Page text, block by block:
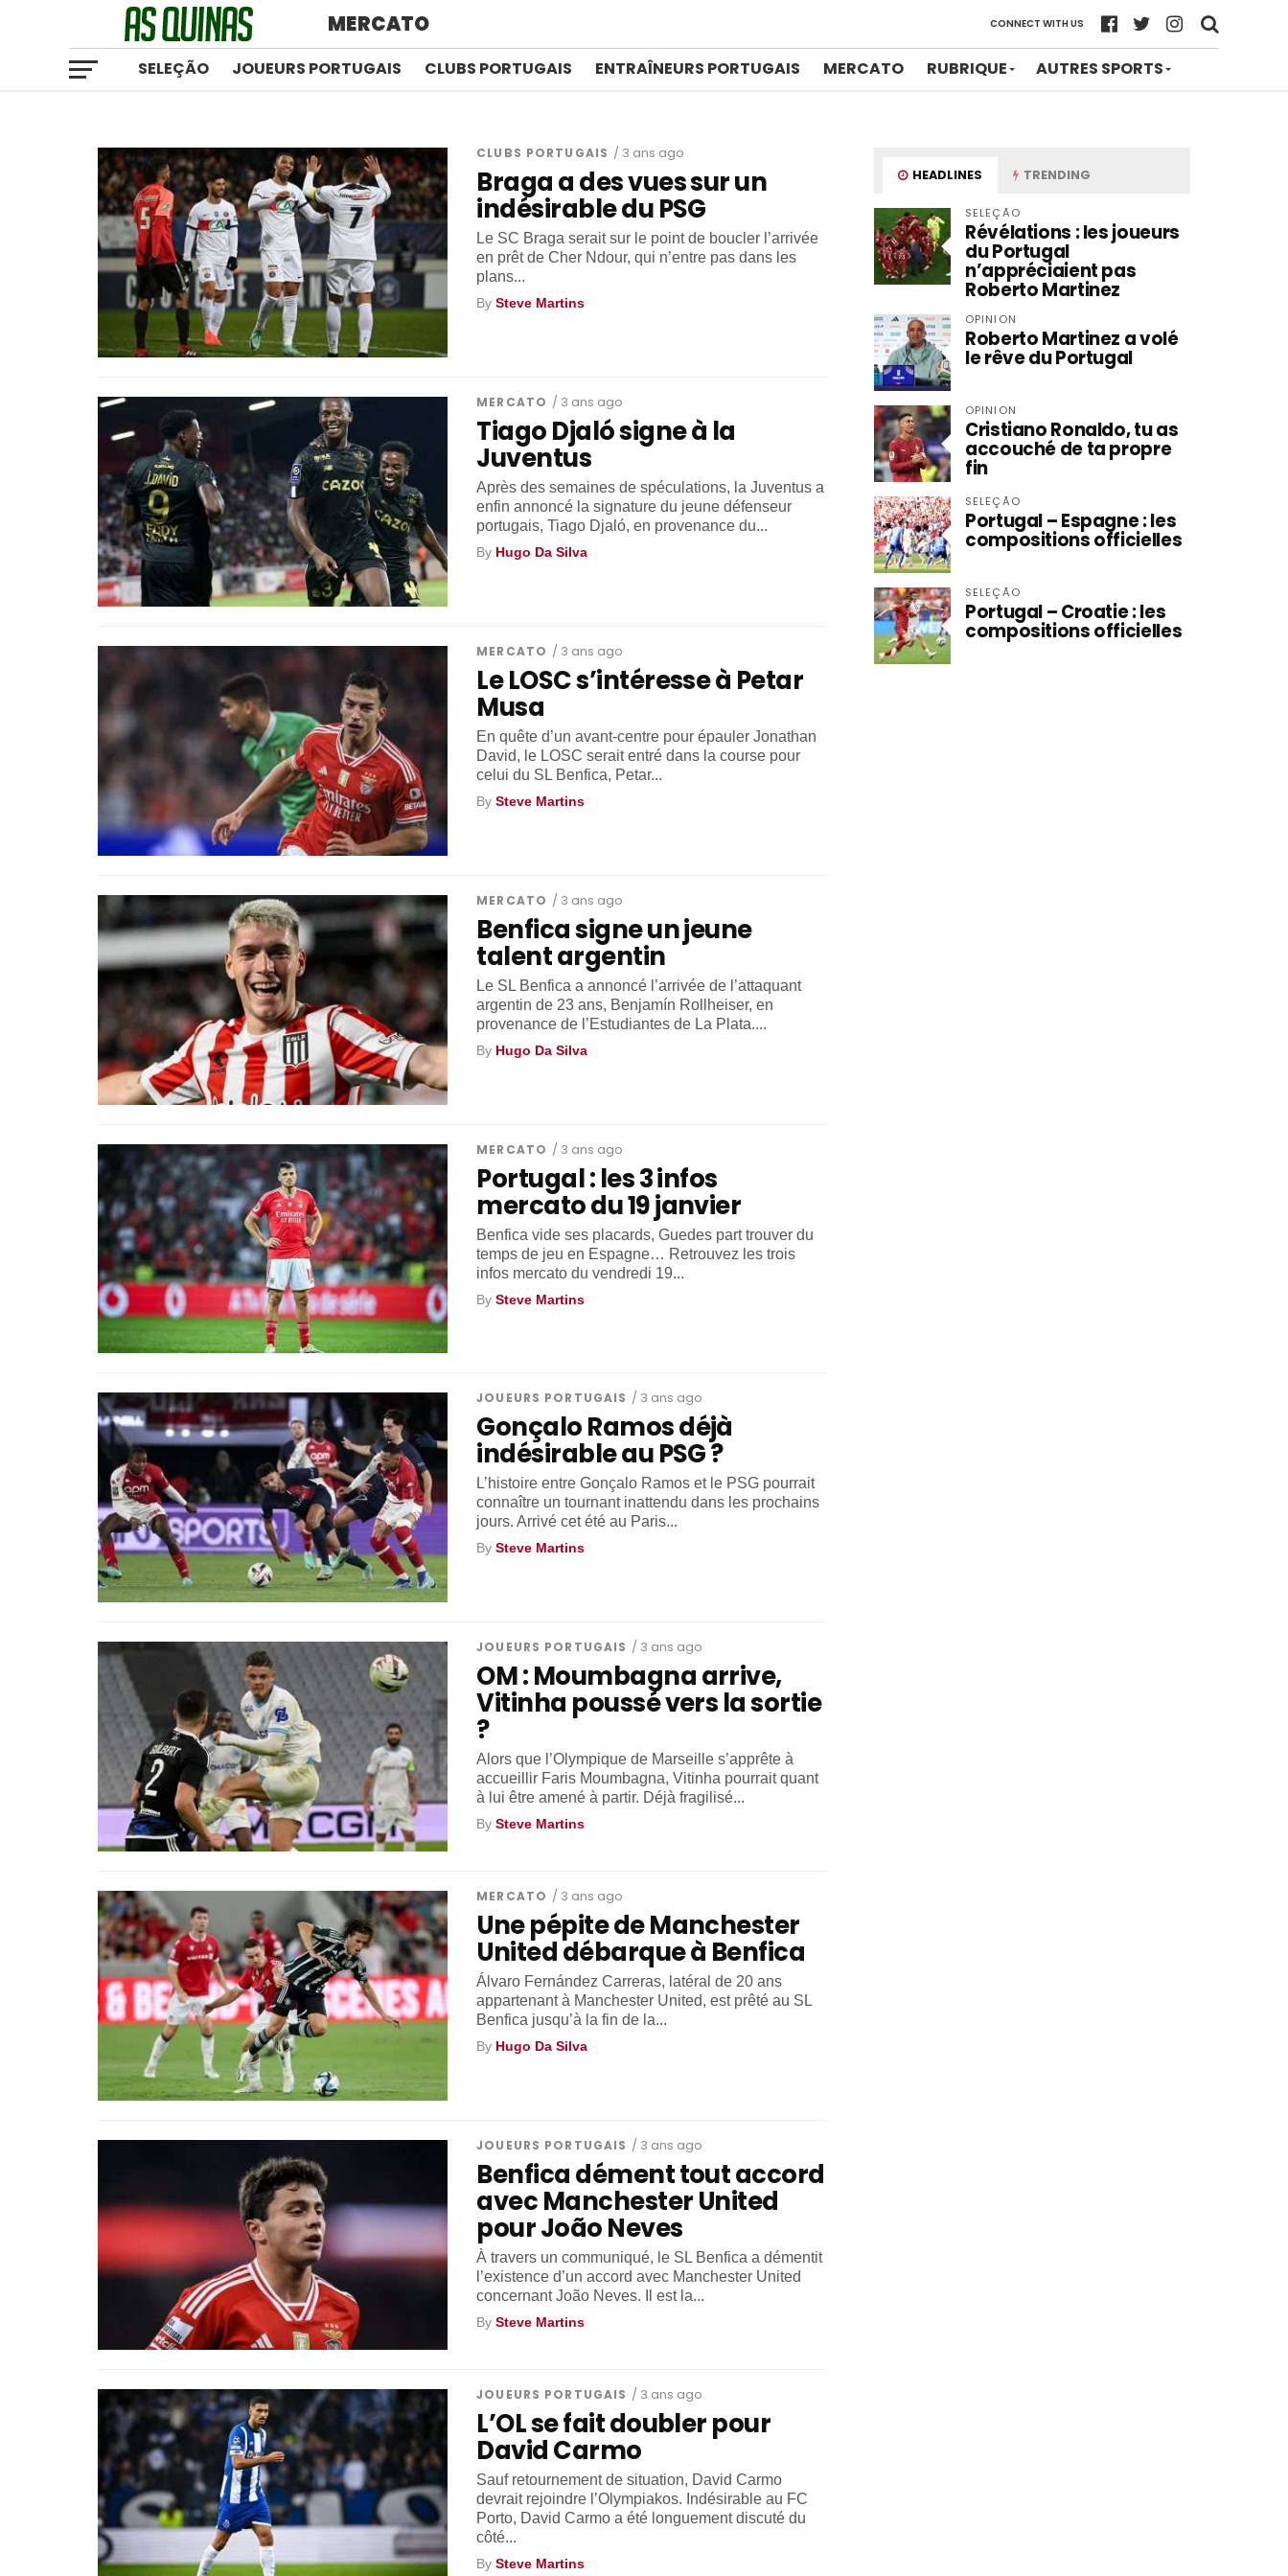
MERCATO CONNECT WITH US
SELEÇÃO JOUEURS PORTUGAIS CLUBS PORTUGAIS ENTRAÎNEURS PORTUGAIS MERCATO RUBRIQUE AUTRES SPORTS
CLUBS PORTUGAIS / 3 ans ago
Braga a des vues sur un
indésirable du PSG
Le SC Braga serait sur le point de boucler l’arrivée
en prêt de Cher Ndour, qui n’entre pas dans les
plans...
BySteve Martins
MERCATO / 3 ans ago
Tiago Djaló signe à la
Juventus
Après des semaines de spéculations, la Juventus a
enfin annoncé la signature du jeune défenseur
portugais, Tiago Djaló, en provenance du...
By Hugo Da Silva
MERCATO / 3 ans ago
Le LOSC s’intéresse à Petar
Musa
En quête d’un avant-centre pour épauler Jonathan
David, le LOSC serait entré dans la course pour
celui du SL Benfica, Petar...
BySteve Martins
MERCATO / 3 ans ago
Benfica signe un jeune
talent argentin
Le SL Benfica a annoncé l’arrivée de l’attaquant
argentin de 23 ans, Benjamín Rollheiser, en
provenance de l’Estudiantes de La Plata....
By Hugo Da Silva
MERCATO / 3 ans ago
Portugal : les 3 infos
mercato du 19 janvier
Benfica vide ses placards, Guedes part trouver du
temps de jeu en Espagne… Retrouvez les trois
infos mercato du vendredi 19...
BySteve Martins
JOUEURS PORTUGAIS / 3 ans ago
Gonçalo Ramos déjà
indésirable au PSG ?
L’histoire entre Gonçalo Ramos et le PSG pourrait
connaître un tournant inattendu dans les prochains
jours. Arrivé cet été au Paris...
BySteve Martins
JOUEURS PORTUGAIS / 3 ans ago
OM : Moumbagna arrive,
Vitinha poussé vers la sortie
?
Alors que l’Olympique de Marseille s’apprête à
accueillir Faris Moumbagna, Vitinha pourrait quant
à lui être amené à partir. Déjà fragilisé...
BySteve Martins
MERCATO / 3 ans ago
Une pépite de Manchester
United débarque à Benfica
Álvaro Fernández Carreras, latéral de 20 ans
appartenant à Manchester United, est prêté au SL
Benfica jusqu’à la fin de la...
By Hugo Da Silva
JOUEURS PORTUGAIS / 3 ans ago
Benfica dément tout accord
avec Manchester United
pour João Neves
À travers un communiqué, le SL Benfica a démentit
l’existence d’un accord avec Manchester United
concernant João Neves. Il est la...
BySteve Martins
JOUEURS PORTUGAIS / 3 ans ago
L’OL se fait doubler pour
David Carmo
Sauf retournement de situation, David Carmo
devrait rejoindre l’Olympiakos. Indésirable au FC
Porto, David Carmo a été longuement discuté du
côté...
BySteve Martins
HEADLINES TRENDING
SELEÇÃO
Révélations : les joueurs
du Portugal
n’appréciaient pas
Roberto Martinez
OPINION
Roberto Martinez a volé
le rêve du Portugal
OPINION
Cristiano Ronaldo, tu as
accouché de ta propre
fin
SELEÇÃO
Portugal – Espagne : les
compositions officielles
SELEÇÃO
Portugal – Croatie : les
compositions officielles